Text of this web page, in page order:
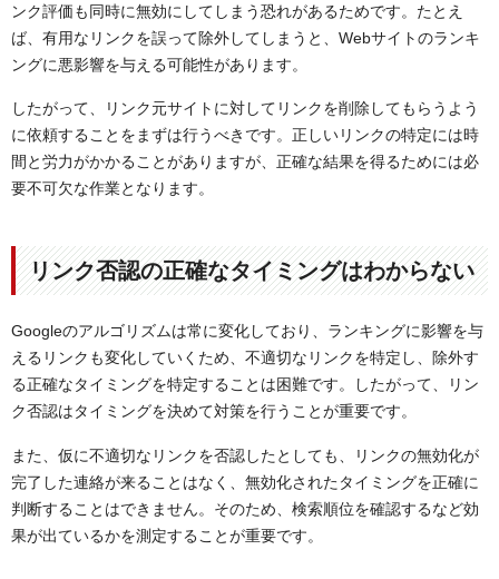
ンク評価も同時に無効にしてしまう恐れがあるためです。たとえ
ば、有用なリンクを誤って除外してしまうと、Webサイトのランキ
ングに悪影響を与える可能性があります。
したがって、リンク元サイトに対してリンクを削除してもらうよう
に依頼することをまずは行うべきです。正しいリンクの特定には時
間と労力がかかることがありますが、正確な結果を得るためには必
要不可欠な作業となります。
リンク否認の正確なタイミングはわからない
Googleのアルゴリズムは常に変化しており、ランキングに影響を与
えるリンクも変化していくため、不適切なリンクを特定し、除外す
る正確なタイミングを特定することは困難です。したがって、リン
ク否認はタイミングを決めて対策を行うことが重要です。
また、仮に不適切なリンクを否認したとしても、リンクの無効化が
完了した連絡が来ることはなく、無効化されたタイミングを正確に
判断することはできません。そのため、検索順位を確認するなど効
果が出ているかを測定することが重要です。